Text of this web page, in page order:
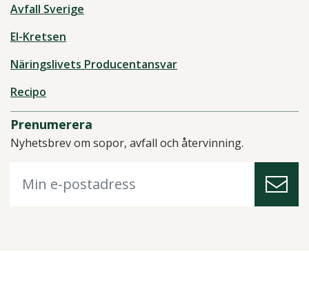
Avfall Sverige
El-Kretsen
Näringslivets Producentansvar
Recipo
Prenumerera
Nyhetsbrev om sopor, avfall och återvinning.